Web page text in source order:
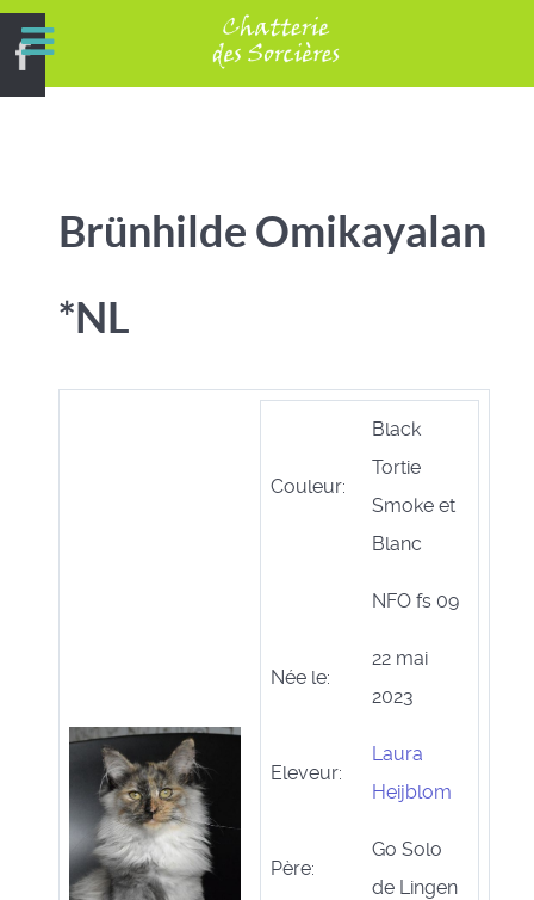
Brünhilde Omikayalan
*NL
Couleur:
Black
Tortie
Smoke et
Blanc
NFO fs 09
Née le:
22 mai
2023
Eleveur:
Laura
Heijblom
Père:
Go Solo
de Lingen